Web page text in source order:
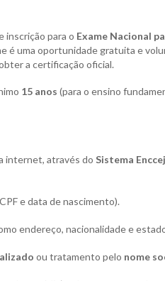
inscrição para o Exame Nacional
é uma oportunidade gratuita e
a certificação oficial.
15 anos (para o ensino
internet, através do Sistema
e data de nascimento).
endereço, nacionalidade e
ou tratamento pelo nome